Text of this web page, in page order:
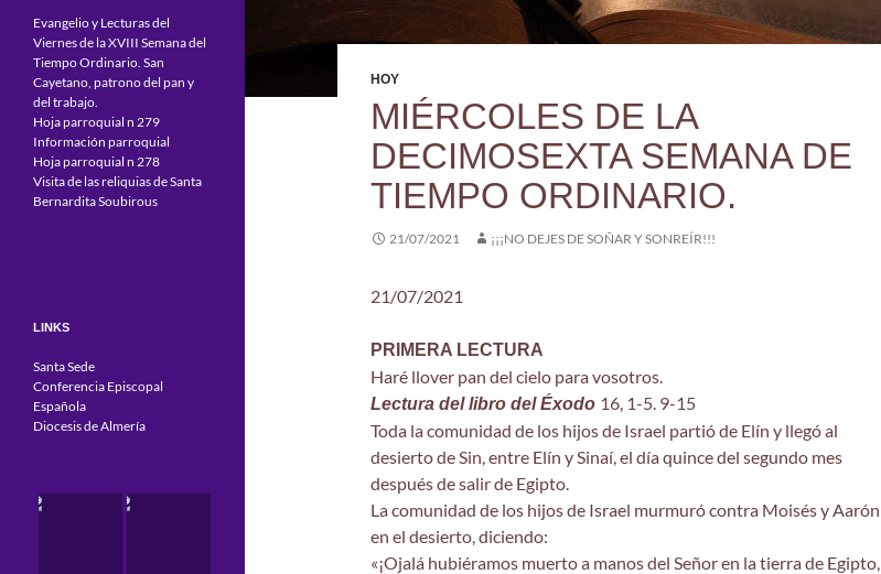
HOY
MIÉRCOLES DE LA
DECIMOSEXTA SEMANA DE
TIEMPO ORDINARIO.
21/07/2021 ¡¡¡NO DEJES DE SOÑAR Y SONREÍR!!!
21/07/2021
PRIMERA LECTURA
Haré llover pan del cielo para vosotros.
Lectura del libro del Éxodo 16, 1-5. 9-15
Toda la comunidad de los hijos de Israel partió de Elín y llegó al
desierto de Sin, entre Elín y Sinaí, el día quince del segundo mes
después de salir de Egipto.
La comunidad de los hijos de Israel murmuró contra Moisés y Aarón
en el desierto, diciendo:
«¡Ojalá hubiéramos muerto a manos del Señor en la tierra de Egipto,
Evangelio y Lecturas del
Viernes de la XVIII Semana del
Tiempo Ordinario. San
Cayetano, patrono del pan y
del trabajo.
Hoja parroquial n 279
Información parroquial
Hoja parroquial n 278
Visita de las reliquias de Santa
Bernardita Soubirous
LINKS
Santa Sede
Conferencia Episcopal
Española
Diocesis de Almería